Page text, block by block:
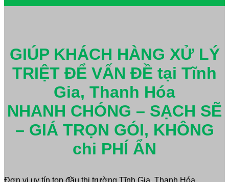
GIÚP KHÁCH HÀNG XỬ LÝ
TRIỆT ĐỂ VẤN ĐỀ tại Tĩnh
Gia, Thanh Hóa
NHANH CHÓNG – SẠCH SẼ
– GIÁ TRỌN GÓI, KHÔNG
chi PHÍ ẨN